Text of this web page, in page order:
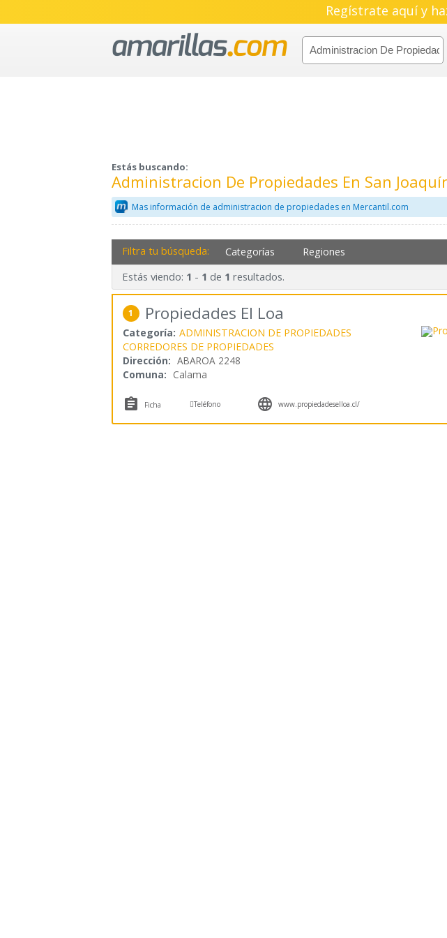
Regístrate aquí y
Estás buscando:
Administracion De Propiedades En San
Mas información de administracion de propiedades en Mercantil.com
Filtra tu búsqueda: Categorías Regiones
Estás viendo: 1 - 1 de 1 resultados.
1 Propiedades El Loa
Categoría: ADMINISTRACION DE PROPIEDADES
CORREDORES DE PROPIEDADES
Dirección: ABAROA 2248
Comuna: Calama
 Ficha Teléfono  www.propiedadeselloa.cl/